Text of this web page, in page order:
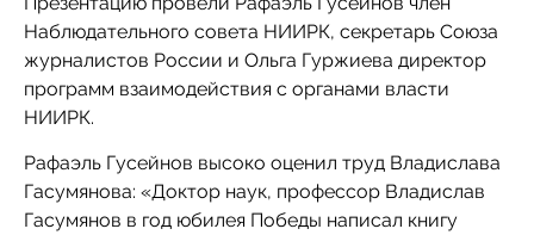
Наблюдательного совета НИИРК, секретарь Союза
журналистов России и Ольга Гуржиева директор
программ взаимодействия с органами власти
НИИРК.
Рафаэль Гусейнов высоко оценил труд Владислава
Гасумянова: «Доктор наук, профессор Владислав
Гасумянов в год юбилея Победы написал книгу